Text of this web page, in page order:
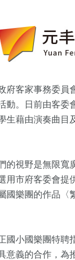
府客家事務委
動。日前由客委
生藉由演奏曲目
的視野是無限
用市府客委會提
國樂團的作品〈
國小國樂團特聘
義的合作，為
175+
運動